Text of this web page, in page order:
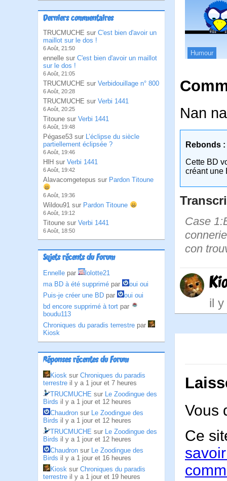
Derniers commentaires
TRUCMUCHE sur C'est bien d'avoir un
maillot sur le dos !
6 Août, 21:50
ennelle sur C'est bien d'avoir un maillot
sur le dos !
6 Août, 21:05
TRUCMUCHE sur Verbidouillage n° 800
6 Août, 20:28
TRUCMUCHE sur Verbi 1441
6 Août, 20:25
Titoune sur Verbi 1441
6 Août, 19:48
Pégase53 sur L’éclipse du siècle
partiellement éclipsée ?
6 Août, 19:46
HlH sur Verbi 1441
6 Août, 19:42
Alavacomgetepus sur Pardon Titoune
6 Août, 19:36
Wildou91 sur Pardon Titoune
6 Août, 19:12
Titoune sur Verbi 1441
6 Août, 18:50
Sujets récents du Forum
Ennelle par
lolotte21
ma BD à été supprimé par
oui oui
Puis-je créer une BD par
oui oui
bd encore supprimé à tort par
boudu113
Chroniques du paradis terrestre par
Kiosk
Réponses récentes du Forum
Kiosk sur Chroniques du paradis
terrestre il y a 1 jour et 7 heures
TRUCMUCHE sur Le Zoodingue des
Birds il y a 1 jour et 12 heures
Chaudron sur Le Zoodingue des
Birds il y a 1 jour et 12 heures
TRUCMUCHE sur Le Zoodingue des
Birds il y a 1 jour et 12 heures
Chaudron sur Le Zoodingue des
Birds il y a 1 jour et 16 heures
Kiosk sur Chroniques du paradis
terrestre il y a 1 jour et 19 heures
Humour
Nan
Rebonds :
Cette BD
créant une
Case
con
il
Vous
Ce